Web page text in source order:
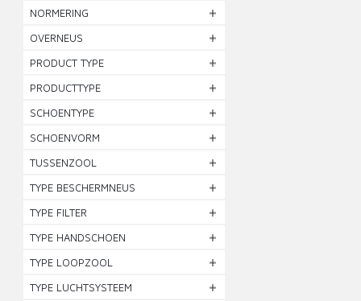
NORMERING
OVERNEUS
PRODUCT TYPE
PRODUCTTYPE
SCHOENTYPE
SCHOENVORM
TUSSENZOOL
TYPE BESCHERMNEUS
TYPE FILTER
TYPE HANDSCHOEN
TYPE LOOPZOOL
TYPE LUCHTSYSTEEM